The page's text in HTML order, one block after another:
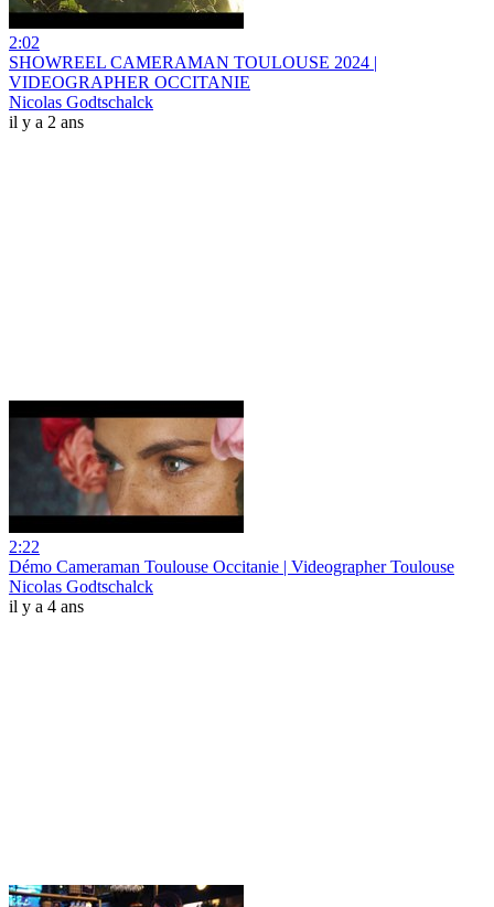
2:02
SHOWREEL CAMERAMAN TOULOUSE 2024 |
VIDEOGRAPHER OCCITANIE
Nicolas Godtschalck
il y a 2 ans
2:22
Démo Cameraman Toulouse Occitanie | Videographer Toulouse
Nicolas Godtschalck
il y a 4 ans